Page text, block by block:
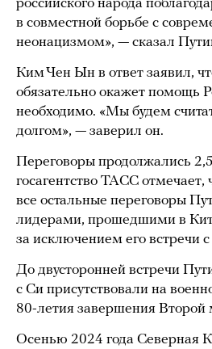
российского народа
в совместной борьбе с
неонацизмом», — сказал
Ким Чен Ын в ответ заявил,
обязательно окажет помощь
необходимо. «Мы будем
долгом», — заверил он.
Переговоры продолжались
госагентство ТАСС отмечает,
все остальные переговоры
лидерами, прошедшими в
за исключением его встречи
До двусторонней встречи
с Си присутствовали на
80-летия завершения Второй
Осенью 2024 года Северная